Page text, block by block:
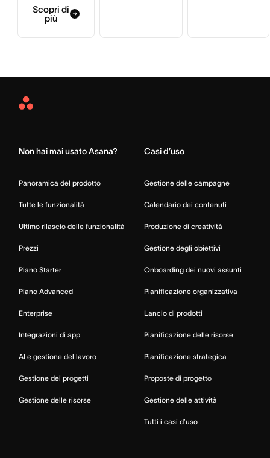
Scopri di
più
Asana
Non hai mai usato Asana?
Panoramica del prodotto
Tutte le funzionalità
Ultimo rilascio delle funzionalità
Prezzi
Piano Starter
Piano Advanced
Enterprise
Integrazioni di app
AI e gestione del lavoro
Gestione dei progetti
Gestione delle risorse
Casi d’uso
Gestione delle campagne
Calendario dei contenuti
Produzione di creatività
Gestione degli obiettivi
Onboarding dei nuovi assunti
Pianificazione organizzativa
Lancio di prodotti
Pianificazione delle risorse
Pianificazione strategica
Proposte di progetto
Gestione delle attività
Tutti i casi d’uso